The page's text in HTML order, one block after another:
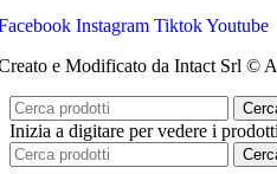
Instagram TiktokYoutube
e Modificato da Intact Srl ©
Inizia a digitare per vedere i